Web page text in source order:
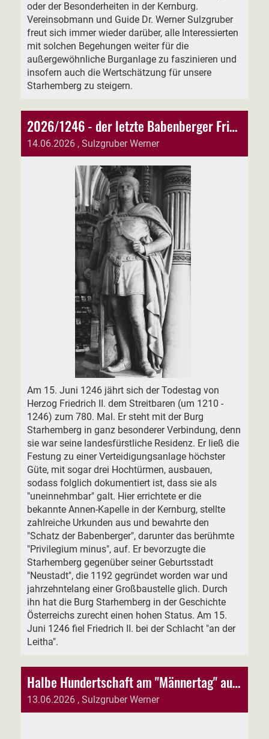
oder der Besonderheiten in der Kernburg.
Vereinsobmann und Guide Dr. Werner Sulzgruber
freut sich immer wieder darüber, alle Interessierten
mit solchen Begehungen weiter für die
außergewöhnliche Burganlage zu faszinieren und
insofern auch die Wertschätzung für unsere
Starhemberg zu steigern.
2026/1246 - der letzte Babenberger Friedrich II. der Streitbare
14.06.2026 , Sulzgruber Werner
Am 15. Juni 1246 jährt sich der Todestag von
Herzog Friedrich II. dem Streitbaren (um 1210 -
1246) zum 780. Mal. Er steht mit der Burg
Starhemberg in ganz besonderer Verbindung, denn
sie war seine landesfürstliche Residenz. Er ließ die
Festung zu einer Verteidigungsanlage höchster
Güte, mit sogar drei Hochtürmen, ausbauen,
sodass folglich dokumentiert ist, dass sie als
"uneinnehmbar" galt. Hier errichtete er die
bekannte Annen-Kapelle in der Kernburg, stellte
zahlreiche Urkunden aus und bewahrte den
"Schatz der Babenberger", darunter das berühmte
"Privilegium minus", auf. Er bevorzugte die
Starhemberg gegenüber seiner Geburtsstadt
"Neustadt", die 1192 gegründet worden war und
jahrzehntelang einer Großbaustelle glich. Durch
ihn hat die Burg Starhemberg in der Geschichte
Österreichs zurecht einen hohen Status. Am 15.
Juni 1246 fiel Friedrich II. bei der Schlacht "an der
Leitha".
Halbe Hundertschaft am "Männertag" auf der Starhemberg
13.06.2026 , Sulzgruber Werner